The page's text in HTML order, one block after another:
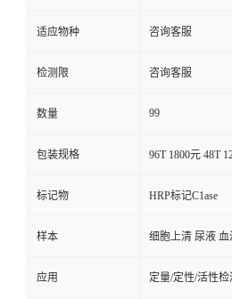
适应物种 咨询客服
检测限 咨询客服
数量 99
包装规格 96T 1800元 48T
标记物 HRP标记C1ase
样本 细胞上清 尿液 血
应用 定量/定性/活性检